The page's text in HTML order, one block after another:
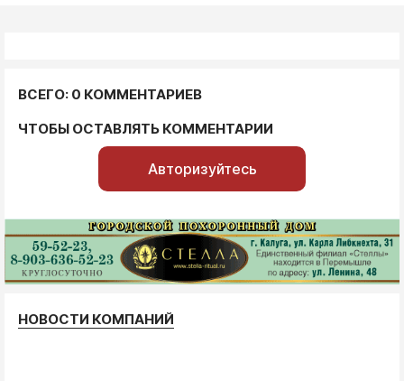
ВСЕГО: 0 КОММЕНТАРИЕВ
ЧТОБЫ ОСТАВЛЯТЬ КОММЕНТАРИИ
Авторизуйтесь
НОВОСТИ КОМПАНИЙ